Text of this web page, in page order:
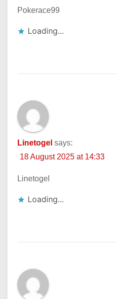
Pokerace99
Loading...
Linetogel says:
18 August 2025 at 14:33
Linetogel
Loading...